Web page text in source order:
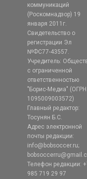
коммуникаций
(Роскомнадзор) 19
января 2011г.
Свидетельство о
регистрации Эл
№ФС77-43557.
Учредитель:
с ограниченной
ответственностью
"Борис-Медиа" (ОГРН
1095009003572)
Главный редактор:
Тосунян Б.С.
Адрес электронной
почты редакции:
info@bobsoccer.ru;
Телефон редакции:
985 719 29 97